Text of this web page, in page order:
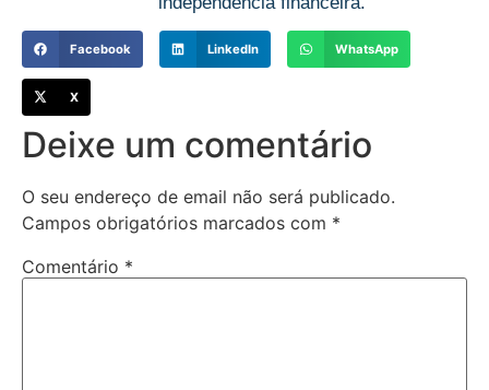
Facebook LinkedIn WhatsApp
X
Deixe um comentário
O seu endereço de email não será publicado.
Campos obrigatórios marcados com *
Comentário *